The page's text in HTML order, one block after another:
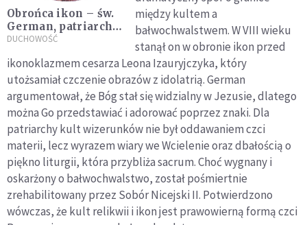
Obrońca ikon – św.
German, patriarcha
Konstantynopola
DUCHOWOŚĆ
między kultem a
bałwochwalstwem. W VIII wieku
stanął on w obronie ikon przed
ikonoklazmem cesarza Leona Izauryjczyka, który
utożsamiał czczenie obrazów z idolatrią. German
argumentował, że Bóg stał się widzialny w Jezusie, dlatego
można Go przedstawiać i adorować poprzez znaki. Dla
patriarchy kult wizerunków nie był oddawaniem czci
materii, lecz wyrazem wiary we Wcielenie oraz dbałością o
piękno liturgii, która przybliża sacrum. Choć wygnany i
oskarżony o bałwochwalstwo, został pośmiertnie
zrehabilitowany przez Sobór Nicejski II. Potwierdzono
wówczas, że kult relikwii i ikon jest prawowierną formą czci